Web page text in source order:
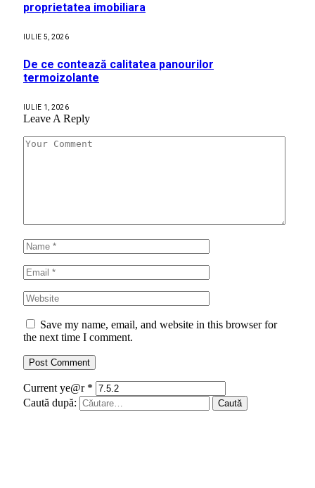
proprietatea imobiliara
IULIE 5, 2026
De ce contează calitatea panourilor
termoizolante
IULIE 1, 2026
Leave A Reply
Save my name, email, and website in this browser for
the next time I comment.
Current ye@r *
Caută după: